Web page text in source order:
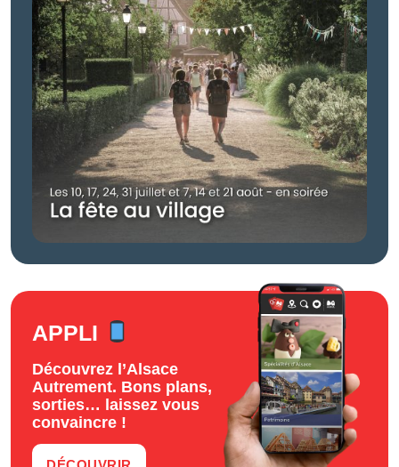
APPLI
Découvrez l’Alsace
Autrement. Bons plans,
sorties… laissez vous
convaincre !